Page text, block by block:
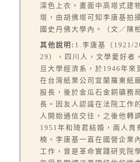
深色上衣。畫面中高塔式建
塔，由胡佛塔可知李唐基拍
國史丹佛大學內。（文／陳
其他說明: 1.李唐基（1921/
29），四川人，文學愛好者
旦大學經濟系，於1946年來
在台灣紙業公司宜蘭羅東紙
股長，後於金瓜石金銅礦務
長。因友人認識在法院工作
人開始通信交往，之後他轉
1951年和琦君結婚，兩人育
楠。李唐基一直在國營企業
工作，曾是革命實踐研究院